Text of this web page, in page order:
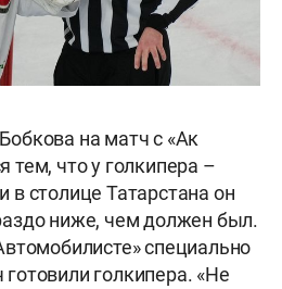
на матч с «Ак
тем, что у голкипера –
в столице Татарстана он
ниже, чем должен был.
специально
голкипера. «Не